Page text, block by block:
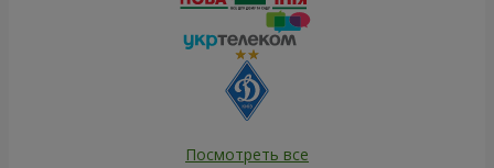
Посмотреть все